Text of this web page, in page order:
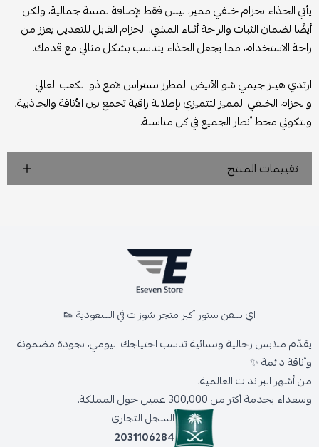
يأتي الحذاء بحزام خلفي مميز، ليس فقط لإضافة لمسة جمالية، ولكن
أيضًا لضمان الثبات والراحة أثناء المشي. الحزام القابل للتعديل يعزز من
راحة الاستخدام، مما يجعل الحذاء يتناسب بشكل مثالي مع قدمك.
ارتدي هيلز جيمي شو الأبيض المطرز بستراس لامع ذو الكعب العالي
والحزام الخلفي المميز لتتميزي بإطلالة راقية تجمع بين الأناقة والجاذبية،
ولتكوني محط أنظار الجميع في كل مناسبة.
تقييمات المنتج
اي سفن ستور أكبر متجر شوزات في السعودية 👟
يقدّم ملابس رجالية ونسائية تناسب احتياجك اليومي، بجودة مضمونة
وأناقة دائمة ✨
من أشهر البراندات العالمية،
وسعداء بخدمة أكثر من 300,000 عميل حول المملكة.
السجل التجاري
2031106284